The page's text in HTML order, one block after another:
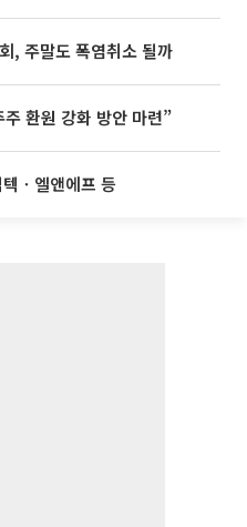
, 주말도 폭염취소 될까
환원 강화 방안 마련”
ㆍ엘앤에프 등